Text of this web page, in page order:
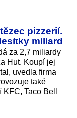
pizzerií.
miliard
za 2,7 miliardy
Hut. Koupí jej
uvedla firma
také
Taco Bell